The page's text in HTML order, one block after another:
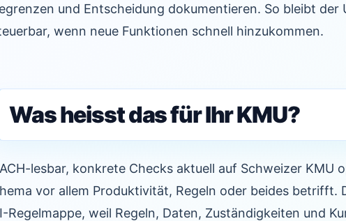
und Entscheidung dokumentieren. So bleibt der
wenn neue Funktionen schnell hinzukommen.
Was heisst das für Ihr KMU?
lesbar, konkrete Checks aktuell auf Schweizer KMU
vor allem Produktivität, Regeln oder beides betrifft.
Regelmappe, weil Regeln, Daten, Zuständigkeiten und